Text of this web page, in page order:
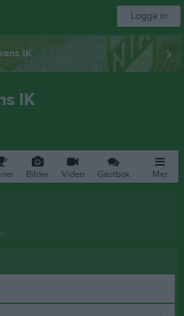
Logga in
IK
IK
Bilder Video Gästbok Mer